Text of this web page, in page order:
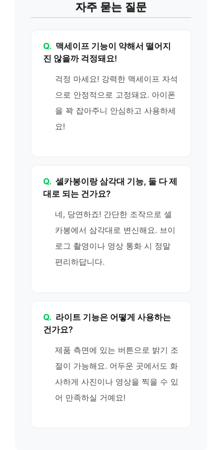
자주 묻는 질문
Q. 맥세이프 기능이 약해서 떨어지
진 않을까 걱정돼요!
걱정 마세요! 강력한 맥세이프 자석
으로 안정적으로 고정돼요. 아이폰
을 꽉 잡아주니 안심하고 사용하세
요!
Q. 셀카봉이랑 삼각대 기능, 둘 다 제
대로 되는 건가요?
네, 당연하죠! 간단한 조작으로 셀
카봉에서 삼각대로 변신해요. 브이
로그 촬영이나 영상 통화 시 정말
편리하답니다.
Q. 라이트 기능은 어떻게 사용하는
건가요?
제품 측면에 있는 버튼으로 밝기 조
절이 가능해요. 어두운 곳에서도 화
사하게 사진이나 영상을 찍을 수 있
어 만족하실 거예요!